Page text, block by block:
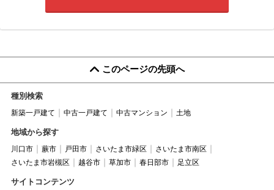
このページの先頭へ
種別検索
新築一戸建て 中古一戸建て 中古マンション 土地
地域から探す
川口市 蕨市 戸田市 さいたま市緑区
さいたま市南区
さいたま市岩槻区
越谷市 草加市 春日部市 足立区
サイトコンテンツ